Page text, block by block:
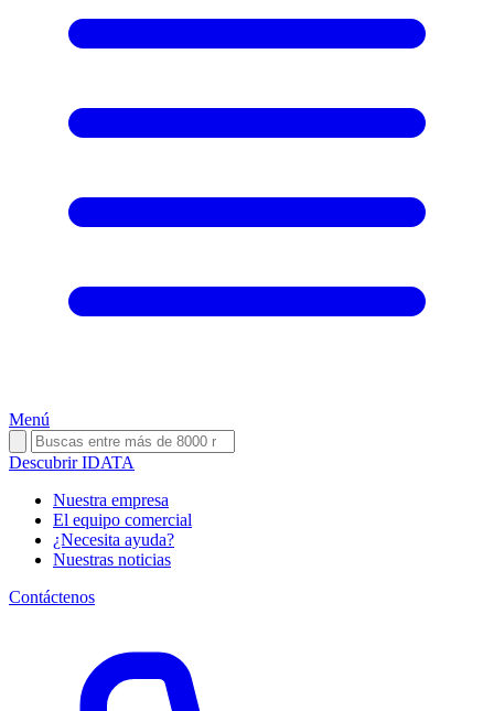
Menú
Descubrir IDATA
Nuestra empresa
El equipo comercial
¿Necesita ayuda?
Nuestras noticias
Contáctenos